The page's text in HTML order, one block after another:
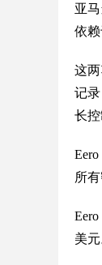
亚
依
这两
记
长控
所
美